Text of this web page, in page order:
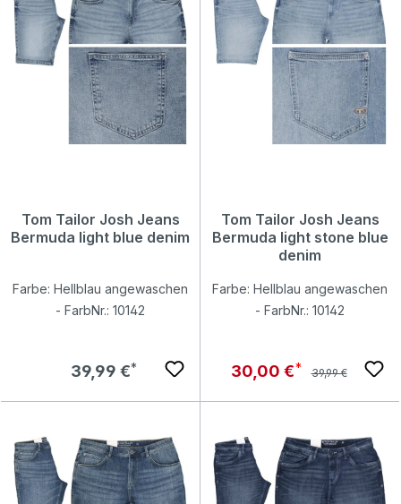
Tom Tailor Josh Jeans
Bermuda light blue denim
Farbe: Hellblau angewaschen
- FarbNr.: 10142
Regulärer Preis:
39,99 €
Tom Tailor Josh Jeans
Bermuda light stone blue
denim
Farbe: Hellblau angewaschen
- FarbNr.: 10142
Verkaufspreis:
30,00 € Regulärer Preis:
39,99 €